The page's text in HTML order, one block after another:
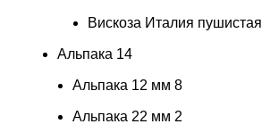
Вискоза Италия пушистая
Альпака 14
Альпака 12 мм 8
Альпака 22 мм 2